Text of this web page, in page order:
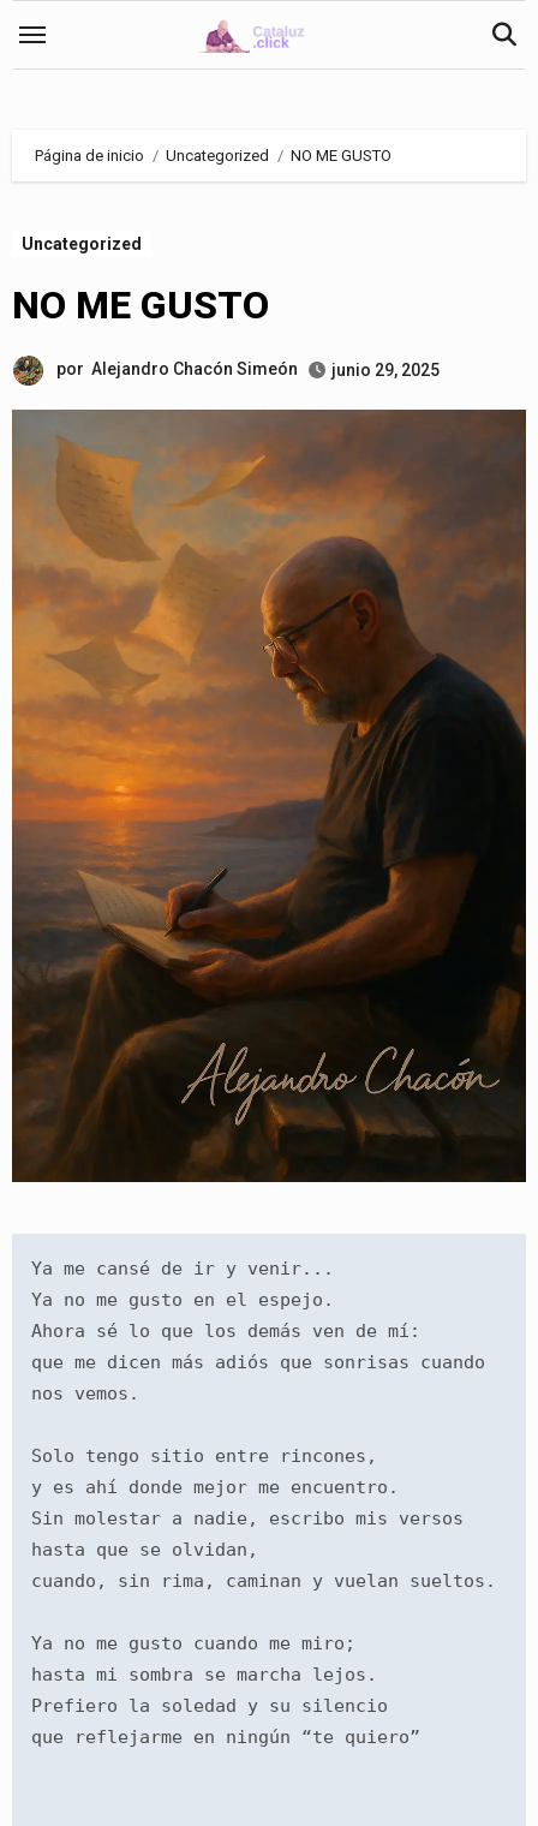
Página de inicio Uncategorized NO ME GUSTO
Uncategorized
NO ME GUSTO
por Alejandro Chacón Simeón junio 29, 2025
Ya me cansé de ir y venir...
Ya no me gusto en el espejo.
Ahora sé lo que los demás ven de mí:
que me dicen más adiós que sonrisas cuando
nos vemos.
Solo tengo sitio entre rincones,
y es ahí donde mejor me encuentro.
Sin molestar a nadie, escribo mis versos
hasta que se olvidan,
cuando, sin rima, caminan y vuelan sueltos.
Ya no me gusto cuando me miro;
hasta mi sombra se marcha lejos.
Prefiero la soledad y su silencio
que reflejarme en ningún “te quiero”